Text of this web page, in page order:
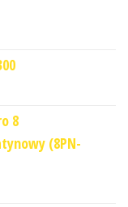
8
(8PN-